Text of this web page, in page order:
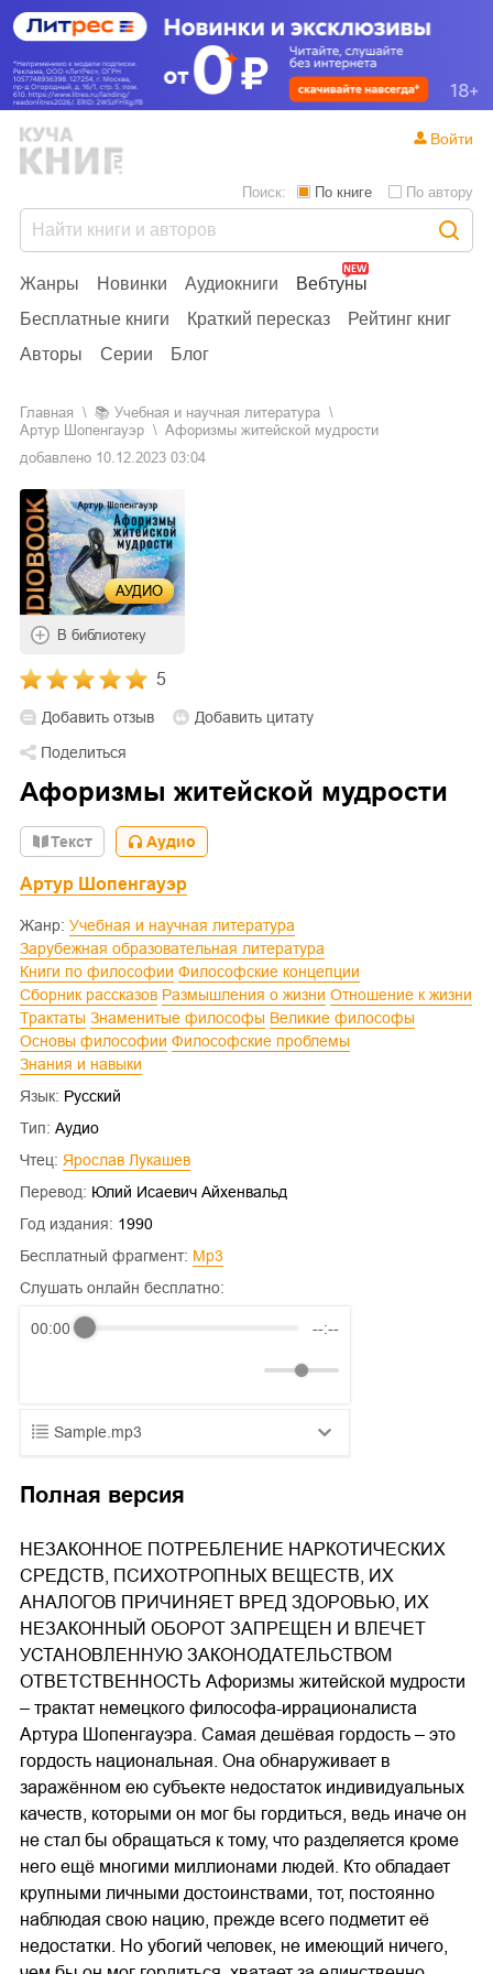
Жанры Новинки Аудиокниги
Вебтуны
Бесплатные книги
Краткий пересказ
Рейтинг книг
Авторы
Серии Блог
Поиск: По книге По автору
Войти
Главная 📚
учебная и научная литература
Артур Шопенгауэр
Афоризмы житейской мудрости
добавлено 10.12.2023 03:04
АУДИО
В библиотеку
5
Добавить отзыв
Добавить цитату
Поделиться
Афоризмы житейской мудрости
Текст Аудио
Артур Шопенгауэр
Жанр:
Учебная и научная литература
Зарубежная образовательная литература
Книги по философии
Философские концепции
Сборник рассказов
Размышления о жизни
Отношение к жизни
Трактаты
Знаменитые философы
Великие философы
Основы философии
Философские проблемы
Знания и навыки
Язык: Русский
Тип: Аудио
Чтец:
Ярослав Лукашев
Перевод: Юлий Исаевич Айхенвальд
Год издания: 1990
Бесплатный фрагмент:
mp3
Слушать онлайн бесплатно:
00:00 --:--
Sample.mp3
03.mp3 14:00
Полная версия
НЕЗАКОННОЕ ПОТРЕБЛЕНИЕ НАРКОТИЧЕСКИХ
СРЕДСТВ, ПСИХОТРОПНЫХ ВЕЩЕСТВ, ИХ
АНАЛОГОВ ПРИЧИНЯЕТ ВРЕД ЗДОРОВЬЮ, ИХ
НЕЗАКОННЫЙ ОБОРОТ ЗАПРЕЩЕН И ВЛЕЧЕТ
УСТАНОВЛЕННУЮ ЗАКОНОДАТЕЛЬСТВОМ
ОТВЕТСТВЕННОСТЬ Афоризмы житейской мудрости
– трактат немецкого философа-иррационалиста
Артура Шопенгауэра. Самая дешёвая гордость – это
гордость национальная. Она обнаруживает в
заражённом ею субъекте недостаток индивидуальных
качеств, которыми он мог бы гордиться, ведь иначе он
не стал бы обращаться к тому, что разделяется кроме
него ещё многими миллионами людей. Кто обладает
крупными личными достоинствами, тот, постоянно
наблюдая свою нацию, прежде всего подметит её
недостатки. Но убогий человек, не имеющий ничего,